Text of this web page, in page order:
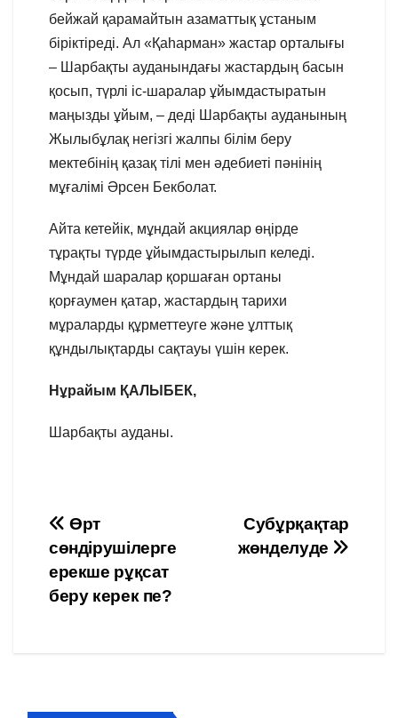
бейжай қарамайтын азаматтық ұстаным
біріктіреді. Ал «Қаһарман» жастар орталығы
– Шарбақты ауданындағы жастардың басын
қосып, түрлі іс-шаралар ұйымдастыратын
маңызды ұйым, – деді Шарбақты ауданының
Жылыбұлақ негізгі жалпы білім беру
мектебінің қазақ тілі мен әдебиеті пәнінің
мұғалімі Әрсен Бекболат.
Айта кетейік, мұндай акциялар өңірде
тұрақты түрде ұйымдастырылып келеді.
Мұндай шаралар қоршаған ортаны
қорғаумен қатар, жастардың тарихи
мұраларды құрметтеуге және ұлттық
құндылықтарды сақтауы үшін керек.
Нұрайым ҚАЛЫБЕК,
Шарбақты ауданы.
Навигация
по
записям
Субұрқақтар
жөнделуде
Өрт
сөндірушілерге
ерекше рұқсат
беру керек пе?